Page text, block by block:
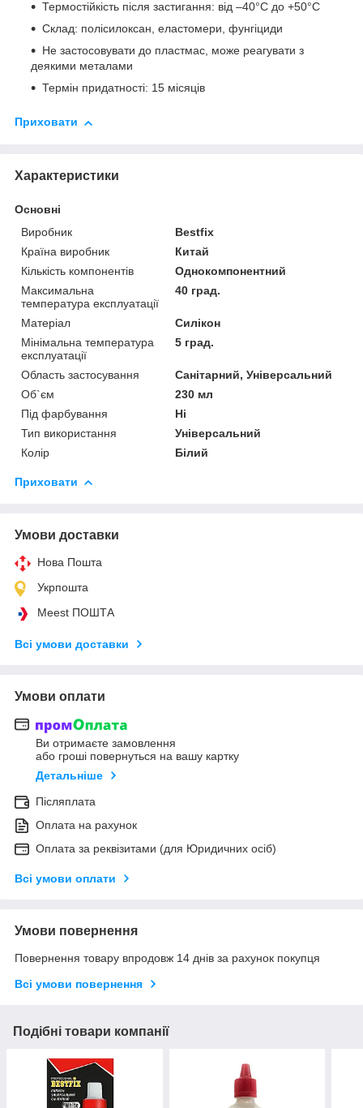
Термостійкість після застигання: від –40°C до +50°C
Склад: полісилоксан, еластомери, фунгіциди
Не застосовувати до пластмас, може реагувати з
деякими металами
Термін придатності: 15 місяців
Приховати
Характеристики
Основні
Виробник
Bestfix
Країна виробник
Китай
Кількість компонентів
Однокомпонентний
Максимальна
температура експлуатації
40 град.
Матеріал
Силікон
Мінімальна температура
експлуатації
5 град.
Область застосування
Санітарний, Універсальний
Об`єм
230 мл
Під фарбування
Ні
Тип використання
Універсальний
Колір
Білий
Приховати
Умови доставки
Нова Пошта
Укрпошта
Meest ПОШТА
Всі умови доставки
Умови оплати
Ви отримаєте замовлення
або гроші повернуться на вашу картку
Детальніше
Післяплата
Оплата на рахунок
Оплата за реквізитами (для Юридичних осіб)
Всі умови оплати
Умови повернення
Повернення товару впродовж 14 днів за рахунок покупця
Всі умови повернення
Подібні товари компанії